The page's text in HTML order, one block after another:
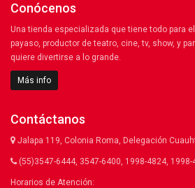
Conócenos
Una tienda especializada que tiene todo para
payaso, productor de teatro, cine, tv, show, y
quiere divertirse a lo grande.
Más info
Contáctanos
Jalapa 119, Colonia Roma, Delegación
(55)3547-6444, 3547-6400, 1998-4824, 1998-
Horarios de Atención: